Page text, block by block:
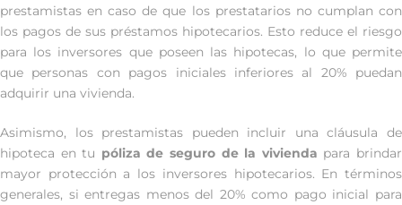
prestamistas en caso de que los prestatarios no cumplan con
los pagos de sus préstamos hipotecarios. Esto reduce el riesgo
para los inversores que poseen las hipotecas, lo que permite
que personas con pagos iniciales inferiores al 20% puedan
adquirir una vivienda.
Asimismo, los prestamistas pueden incluir una cláusula de
hipoteca en tu póliza de seguro de la vivienda para brindar
mayor protección a los inversores hipotecarios. En términos
generales, si entregas menos del 20% como pago inicial para